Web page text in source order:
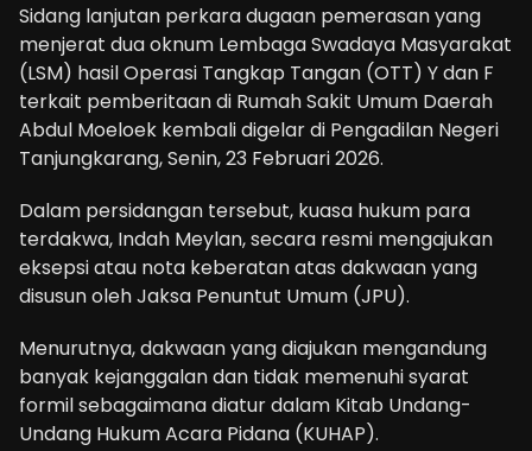
Sidang lanjutan perkara dugaan pemerasan yang
menjerat dua oknum Lembaga Swadaya Masyarakat
(LSM) hasil Operasi Tangkap Tangan (OTT) Y dan F
terkait pemberitaan di Rumah Sakit Umum Daerah
Abdul Moeloek kembali digelar di Pengadilan Negeri
Tanjungkarang, Senin, 23 Februari 2026.
Dalam persidangan tersebut, kuasa hukum para
terdakwa, Indah Meylan, secara resmi mengajukan
eksepsi atau nota keberatan atas dakwaan yang
disusun oleh Jaksa Penuntut Umum (JPU).
Menurutnya, dakwaan yang diajukan mengandung
banyak kejanggalan dan tidak memenuhi syarat
formil sebagaimana diatur dalam Kitab Undang-
Undang Hukum Acara Pidana (KUHAP).